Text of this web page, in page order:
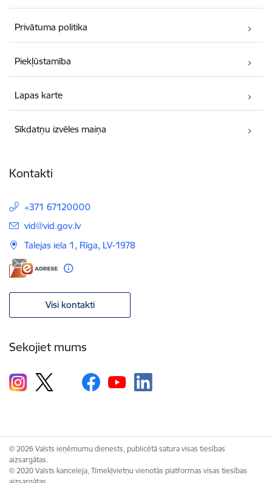
Privātuma politika
Piekļūstamība
Lapas karte
Sīkdatņu izvēles maiņa
Kontakti
+371 67120000
E-pasts:
vid@vid.gov.lv
Talejas iela 1, Rīga, LV-1978
Visi kontakti
Sekojiet mums
© 2026 Valsts ieņēmumu dienests, publicētā satura visas tiesības
aizsargātas.
© 2020 Valsts kanceleja, Tīmekļvietņu vienotās platformas visas tiesības